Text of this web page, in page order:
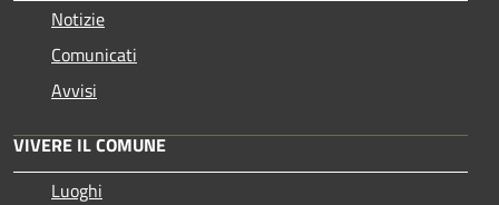
Notizie
Comunicati
Avvisi
VIVERE IL COMUNE
Luoghi